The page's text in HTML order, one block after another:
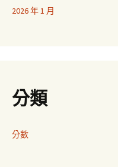
2026 年 1 月
分類
分數